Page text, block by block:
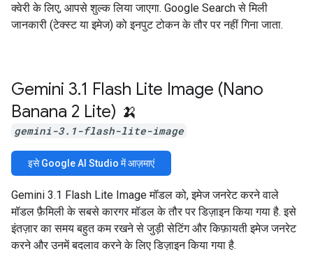
क्वेरी के लिए, आपसे शुल्क लिया जाएगा. Google Search से मिली
जानकारी (टेक्स्ट या इमेज) को इनपुट टोकन के तौर पर नहीं गिना जाता.
Gemini 3.1 Flash Lite Image (Nano
Banana 2 Lite) 🍌
gemini-3.1-flash-lite-image
इसे Google AI Studio में आज़माएं
Gemini 3.1 Flash Lite Image मॉडल को, इमेज जनरेट करने वाले
मॉडल फ़ैमिली के सबसे कारगर मॉडल के तौर पर डिज़ाइन किया गया है. इसे
इंतज़ार का समय बहुत कम रखने से जुड़ी सेटिंग और किफ़ायती इमेज जनरेट
करने और उनमें बदलाव करने के लिए डिज़ाइन किया गया है.